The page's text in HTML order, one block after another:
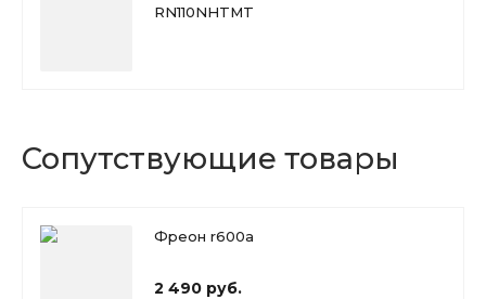
RN110NHTMT
Сопутствующие товары
Фреон r600a
2 490 руб.